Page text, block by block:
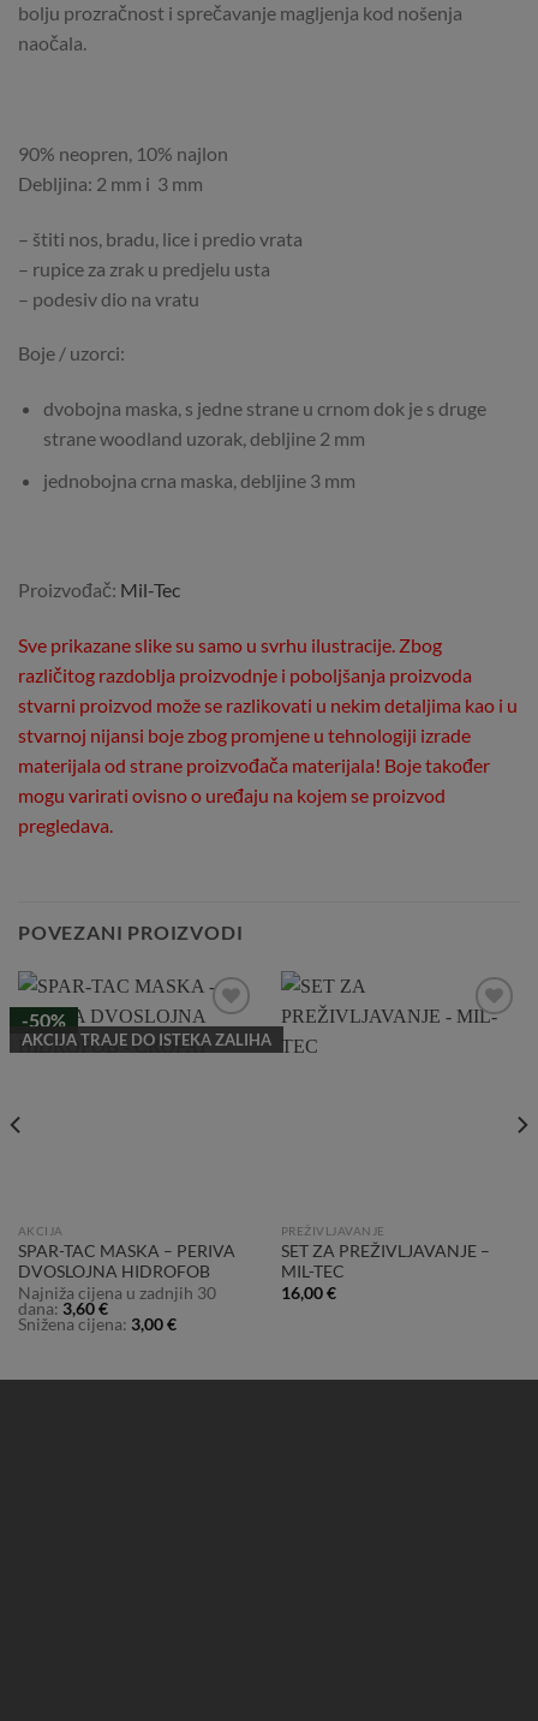
bolju prozračnost i sprečavanje magljenja kod nošenja
naočala.
90% neopren, 10% najlon
Debljina: 2 mm i 3 mm
– štiti nos, bradu, lice i predio vrata
– rupice za zrak u predjelu usta
– podesiv dio na vratu
Boje / uzorci:
dvobojna maska, s jedne strane u crnom dok je s druge
strane woodland uzorak, debljine 2 mm
jednobojna crna maska, debljine 3 mm
Proizvođač: Mil-Tec
Sve prikazane slike su samo u svrhu ilustracije. Zbog
različitog razdoblja proizvodnje i poboljšanja proizvoda
stvarni proizvod može se razlikovati u nekim detaljima kao i u
stvarnoj nijansi boje zbog promjene u tehnologiji izrade
materijala od strane proizvođača materijala! Boje također
mogu varirati ovisno o uređaju na kojem se proizvod
pregledava.
POVEZANI PROIZVODI
-50%
AKCIJA TRAJE DO ISTEKA ZALIHA
Add to
Wishlist
AKCIJA
SPAR-TAC MASKA – PERIVA
DVOSLOJNA HIDROFOB
Najniža cijena u zadnjih 30
dana: 3,60€
Snižena cijena: 3,00€
PREŽIVLJAVANJE
SET ZA PREŽIVLJAVANJE –
MIL-TEC
16,00€